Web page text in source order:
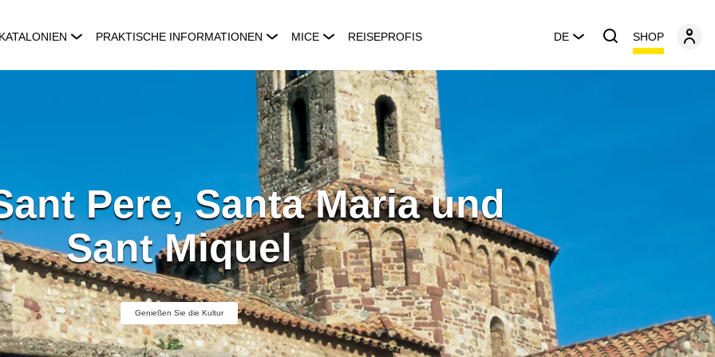
PRAKTISCHE INFORMATIONEN MICE REISEPROFIS DE SHOP
Pere, Santa Maria und
Sant Miquel
Genießen Sie die Kultur